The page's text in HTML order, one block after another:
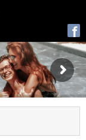
f